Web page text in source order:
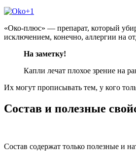
«Око-плюс» — препарат, который
исключением, конечно, аллергии на
На заметку!
Капли лечат плохое зрение на
Их могут прописывать тем, у кого
Состав и полезные
Состав содержат только полезные и